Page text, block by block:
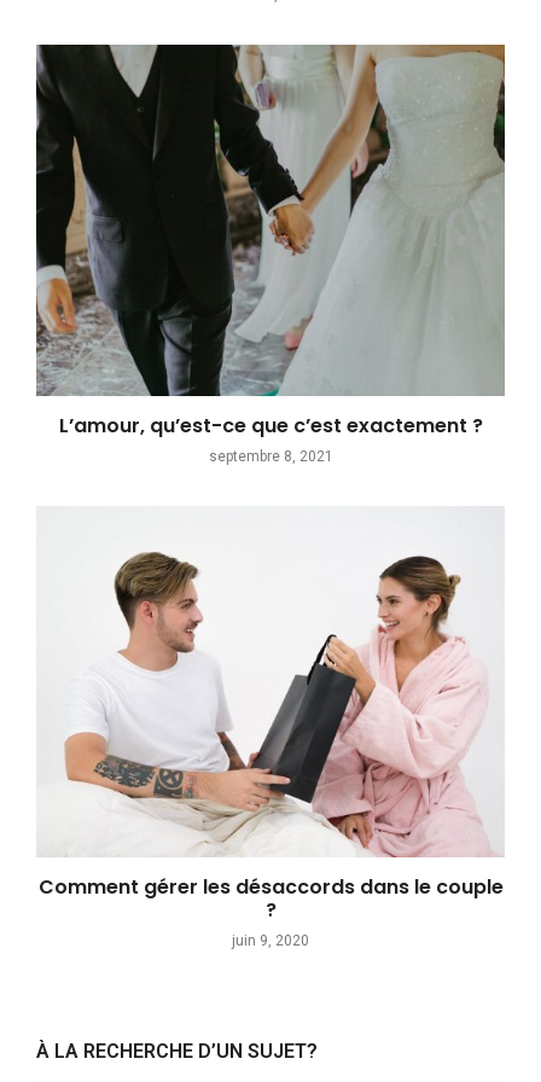
L’amour, qu’est-ce que c’est exactement ?
septembre 8, 2021
Comment gérer les désaccords dans le couple
?
juin 9, 2020
À LA RECHERCHE D’UN SUJET?